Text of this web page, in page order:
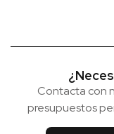
Contacta con
presupuestos